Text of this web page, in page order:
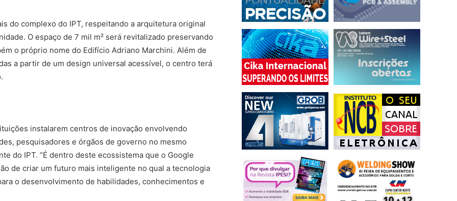
do complexo do IPT, respeitando a arquitetura original
O espaço de 7 mil m² será revitalizado preservando
o próprio nome do Edifício Adriano Marchini. Além de
a partir de um design universal acessível, o centro terá
instalarem centros de inovação envolvendo
pesquisadores e órgãos de governo no mesmo
do IPT. “É dentro deste ecossistema que o Google
de criar um futuro mais inteligente no qual a tecnologia
o desenvolvimento de habilidades, conhecimentos e